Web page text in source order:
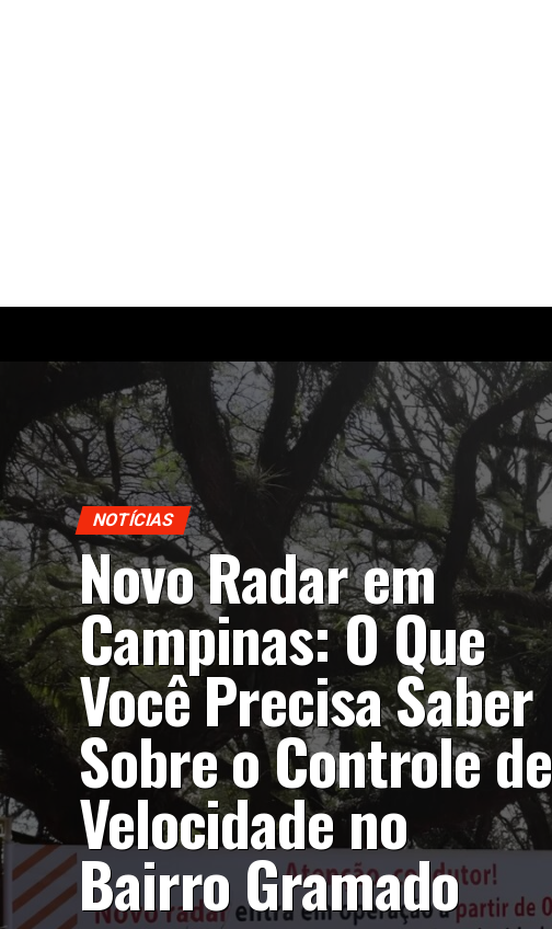
NOTÍCIAS
Novo Radar em
Campinas: O Que
Você Precisa Saber
Sobre o Controle de
Velocidade no
Bairro Gramado